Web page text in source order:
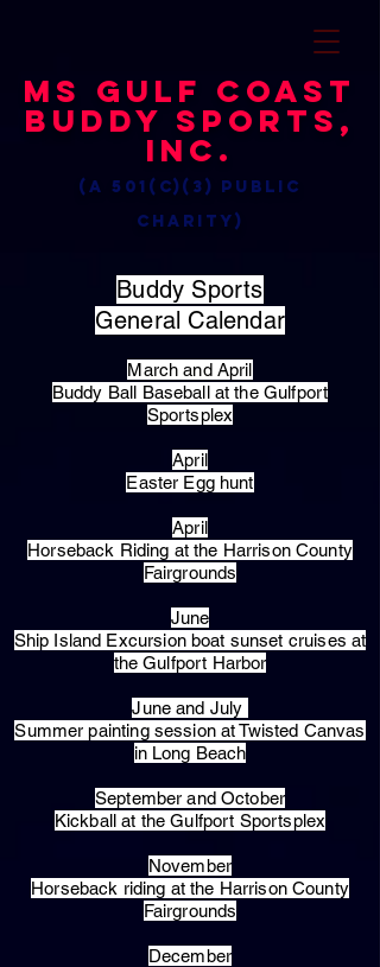
MS Gulf Coast
Buddy Sports,
Inc.
(a 501(c)(3) public
charity)
Buddy Sports
General Calendar
March and April
Buddy Ball Baseball at the Gulfport
Sportsplex
April
Easter Egg hunt
April
Horseback Riding at the Harrison County
Fairgrounds
June
Ship Island Excursion boat sunset cruises at
the Gulfport Harbor
June and July
Summer painting session at Twisted Canvas
in Long Beach
September and October
Kickball at the Gulfport Sportsplex
November
Horseback riding at the Harrison County
Fairgrounds
December